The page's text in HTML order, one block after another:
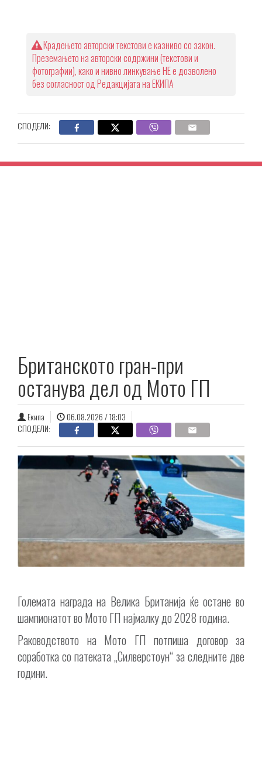
Крадењето авторски текстови е казниво со закон.
Преземањето на авторски содржини (текстови и
фотографии), како и нивно линкување НЕ е дозволено
без согласност од Редакцијата на ЕКИПА
СПОДЕЛИ:
Британското гран-при
останува дел од Мото ГП
Екипа
06.08.2026 / 18:03
СПОДЕЛИ:
Големата награда на Велика Британија ќе остане во
шампионатот во Мото ГП најмалку до 2028 година.
Раководството на Мото ГП потпиша договор за
соработка со патеката „Силверстоун“ за следните две
години.